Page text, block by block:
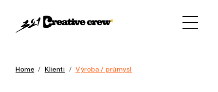
Home Klienti Výroba / průmysl